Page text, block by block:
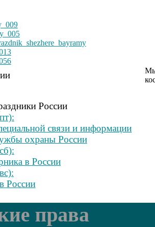
России
связи и информации
охраны России
в России
России
права